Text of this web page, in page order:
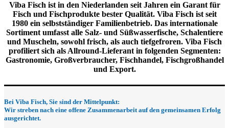
Viba Fisch ist in den Niederlanden seit Jahren ein Garant für
Fisch und Fischprodukte bester Qualität. Viba Fisch ist seit
1980 ein selbstständiger Familienbetrieb. Das internationale
Sortiment umfasst alle Salz- und Süßwasserfische, Schalentiere
und Muscheln, sowohl frisch, als auch tiefgefroren. Viba Fisch
profiliert sich als Allround-Lieferant in folgenden Segmenten:
Gastronomie, Großverbraucher, Fischhandel, Fischgroßhandel
und Export.
Bei Viba Fisch, Sie sind der Mittelpunkt:
Wir streben nach eine offene Zusammenarbeit auf den gemeinsamen Erfolg
ausgerichtet.